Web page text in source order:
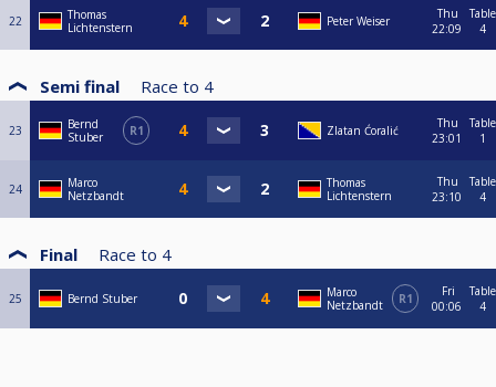
22
Thomas
Lichtenstern
Peter Weiser
Thu
22:09
Table
4
Semi final Race to 4
23
Bernd
Stuber
R1 Zlatan Ćoralić
Thu
23:01
Table
1
24
Marco
Netzbandt
Thomas
Lichtenstern
Thu
23:10
Table
4
Final Race to 4
25 Bernd Stuber
Marco
Netzbandt
R1
Fri
00:06
Table
4